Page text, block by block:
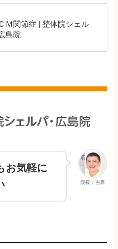
Ｍ関節症 | 整体院シェル
島院
院長：吉原
お気軽に